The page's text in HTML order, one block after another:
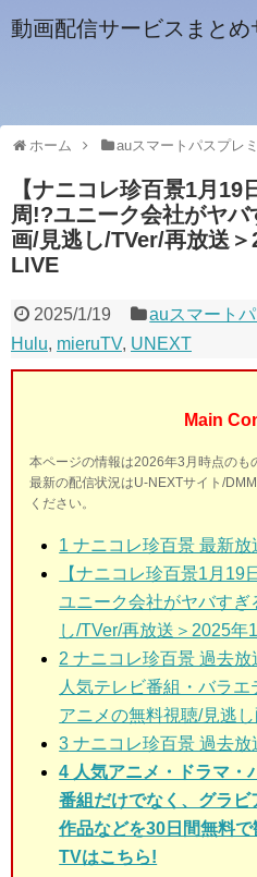
動画配信サービスまとめ
ホーム auスマートパスプレ
【ナニコレ珍百景1月
周!?ユニーク会社がヤ
画/見逃し/TVer/再放送
LIVE
2025/1/19 auスマート
Hulu, mieruTV, UNEXT
Main
本ページの情報は2026年3月時点のも
最新の配信状況はU-NEXTサイト/
ください。
1 ナニコレ珍百景 最新放
【ナニコレ珍百景1月19
ユニーク会社がヤバすぎ
し/TVer/再放送＞2025年
2 ナニコレ珍百景 過去放
人気テレビ番組・バラエ
アニメの無料視聴/見逃し
3 ナニコレ珍百景 過去
4 人気アニメ・ドラマ・
番組だけでなく、グラビ
作品などを30日間無料
TVはこちら!